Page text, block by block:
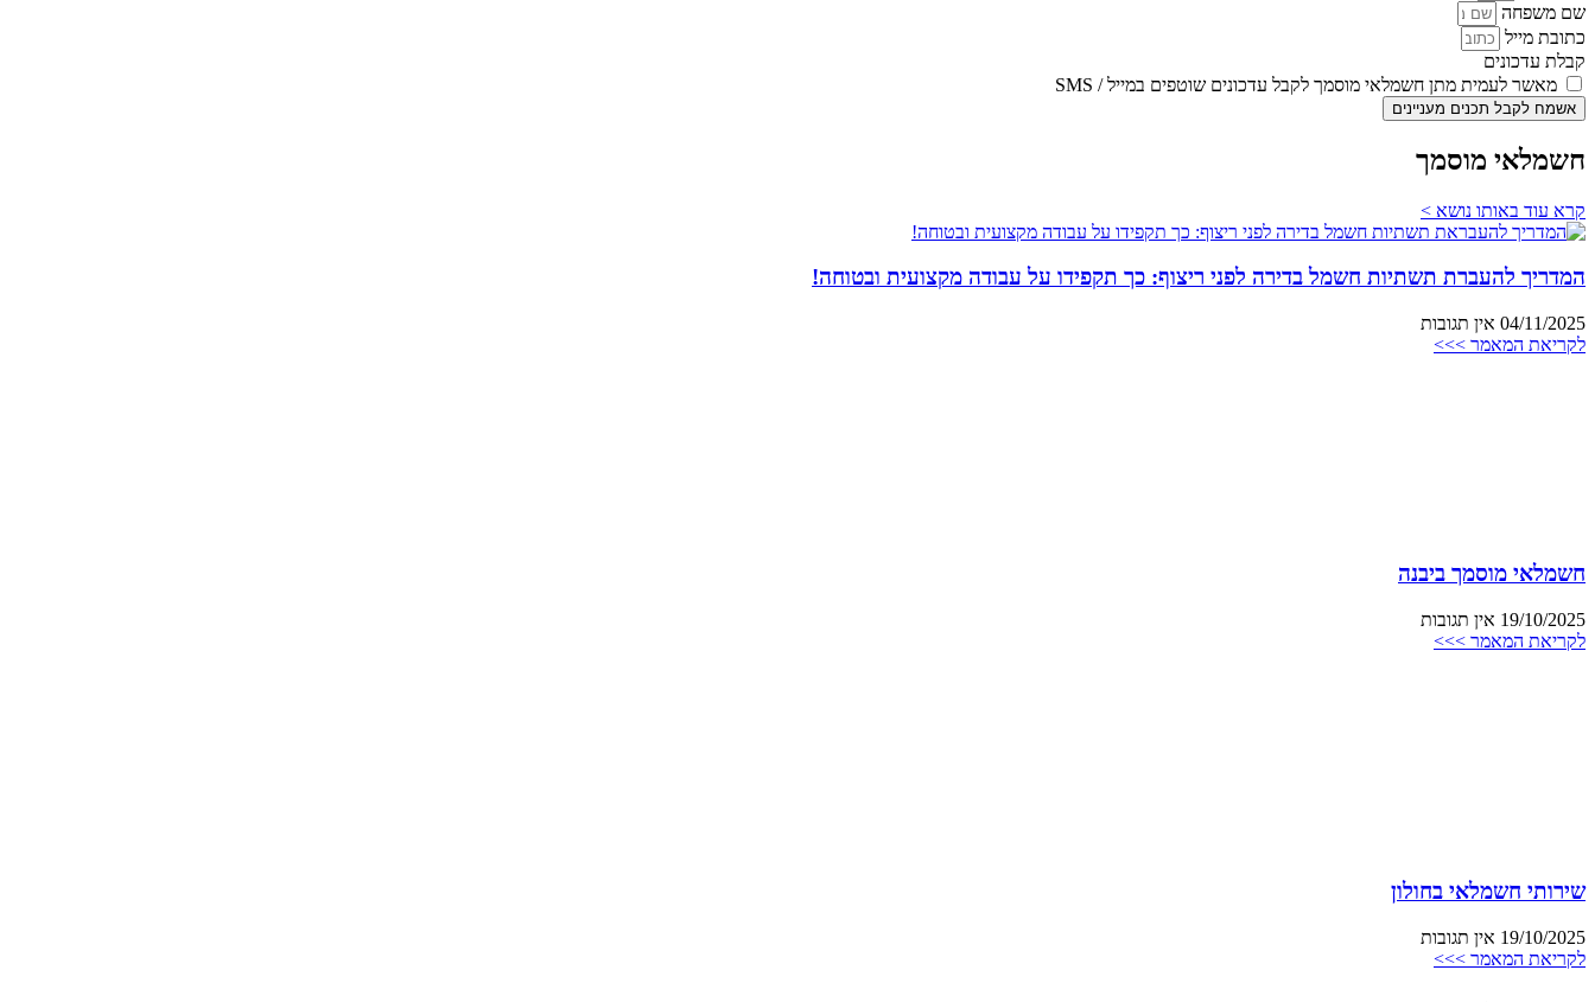
שם משפחה
כתובת מייל
קבלת עדכונים
מאשר לעמית מתן חשמלאי מוסמך לקבל עדכונים שוטפים במייל / SMS
אשמח לקבל תכנים מעניינים
חשמלאי מוסמך
קרא עוד באותו נושא >
המדריך להעברת תשתיות חשמל בדירה לפני ריצוף: כך תקפידו על עבודה מקצועית ובטוחה!
04/11/2025 אין תגובות
לקריאת המאמר >>>
חשמלאי מוסמך ביבנה
19/10/2025 אין תגובות
לקריאת המאמר >>>
שירותי חשמלאי בחולון
19/10/2025 אין תגובות
לקריאת המאמר >>>